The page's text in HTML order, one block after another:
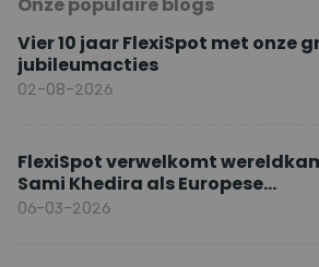
Vier 10 jaar FlexiSpot met onze
jubileumacties
02-08-2026
FlexiSpot verwelkomt
Sami Khedira als Europese
merkambassadeur
06-03-2026